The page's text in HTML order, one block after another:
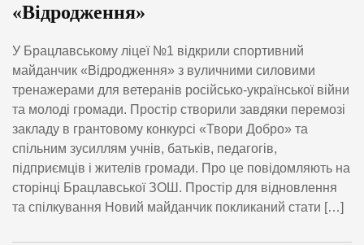
«Відродження»
У Брацлавському ліцеї №1 відкрили спортивний
майданчик «Відродження» з вуличними силовими
тренажерами для ветеранів російсько-української війни
та молоді громади. Простір створили завдяки перемозі
закладу в грантовому конкурсі «Твори Добро» та
спільним зусиллям учнів, батьків, педагогів,
підприємців і жителів громади. Про це повідомляють на
сторінці Брацлавської ЗОШ. Простір для відновлення
та спілкування Новий майданчик покликаний стати […]